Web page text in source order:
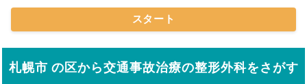
スタート
札幌市 の区から交通事故治療の整形外科をさがす